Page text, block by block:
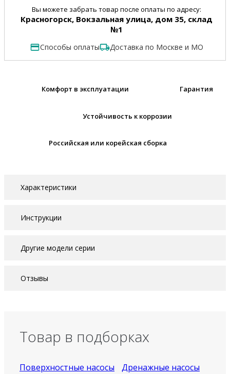
Вы можете забрать товар после оплаты по адресу:
Красногорск, Вокзальная улица, дом 35, склад
№1
Способы оплаты Доставка по Москве и МО
Комфорт в эксплуатации Гарантия
Устойчивость к коррозии
Российская или корейская сборка
Характеристики
Инструкции
Другие модели серии
Отзывы
Товар в подборках
Поверхностные насосы
Дренажные насосы